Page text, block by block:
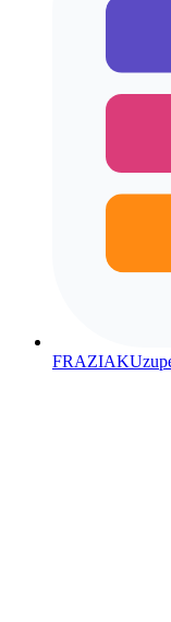
FRAZIAK